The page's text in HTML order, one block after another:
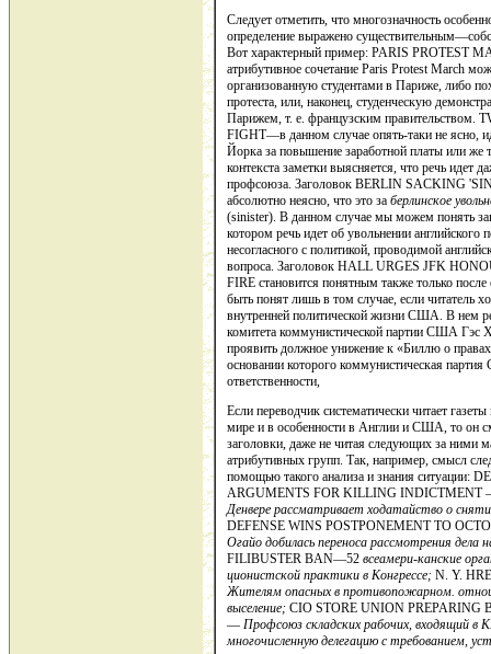
Следует отметить, что многозначность
определение выра­жено
Вот характерный пример: PARIS PRO­TEST
атрибутивное со­четание Paris Protest March
организованную студентами в Париже, либо
проте­ста, или, наконец, студенческую
Парижем, т. е. французским
FIGHT—в данном случае опять-таки не ясно,
Йорка за повышение заработной платы или же
контекста заметки выясняется, что речь идет
профсоюза. Заголовок BERLIN SACKING
абсолютно неясно, что это за берлинское
(sinister). В данном случае мы можем по­нять
котором речь идет об увольнении английского
несогласного с по­литикой, проводимой
вопроса. Заголовок HALL URGES JFK
FIRE становится понятным также только
быть понят лишь в том случае, если читатель
внутренней политической жизни США. В нем
комитета коммунисти­ческой партии США Гэс
проявить должное унижение к «Биллю о
основании которого коммунистическая
ответственности,
Если переводчик систематически читает
мире и в осо­бенности в Англии и США, то он
заголовки, даже не читая следую­щих за ними
атрибутивных групп. Так, например, смысл
помощью такого анализа и знания ситуации:
ARGUMENTS FOR KILLING
Денвере рассмат­ривает ходатайство о
DEFENSE WINS POSTPONEMENT TO
Огайо добилась переноса рассмотрения дела
FILIBUSTER BAN—52 всеамери-канские
ционистской практики в Конгрессе; N. Y.
Жителям опасных в про­тивопожарном.
выселение; CIO STORE UNION PREPARING
— Профсоюз склад­ских рабочих, входящий
многочисленную делегацию с требованием,